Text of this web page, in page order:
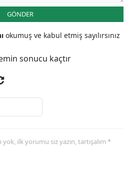
GÖNDER
okumuş ve kabul etmiş sayılırsınız
sonucu kaçtır
ilk yorumu siz yazın, tartışalım *